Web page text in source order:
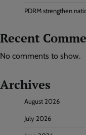
PDRM strengthen
Recent
No comments to show.
Archives
August 2026
July 2026